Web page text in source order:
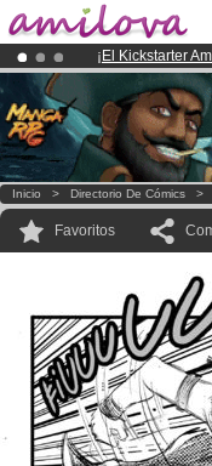
¡ El Kickstarter
¡Ya tenemos
¡Conviertete en
Inicio > Directorio De Cómics >
Favoritos